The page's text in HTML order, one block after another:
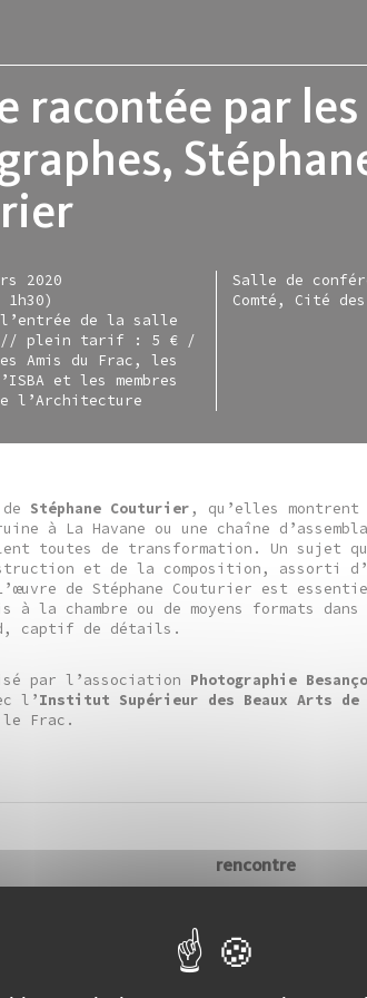
lefever
zarka
racontée par les
2020
de la salle
// plein tarif : 5 € /
Amis du Frac, les
et les membres
l’Architecture
Salle de
Comté, Cité
Stéphane Couturier , qu’elles
à La Havane ou une chaîne
toutes de transformation. Un sujet
et de la composition, assorti
de Stéphane Couturier est
à la chambre ou de moyens formats
captif de détails.
par l’association Photographie
l’Institut Supérieur des Beaux Arts de
Frac.
rencontre
Fastenaekens